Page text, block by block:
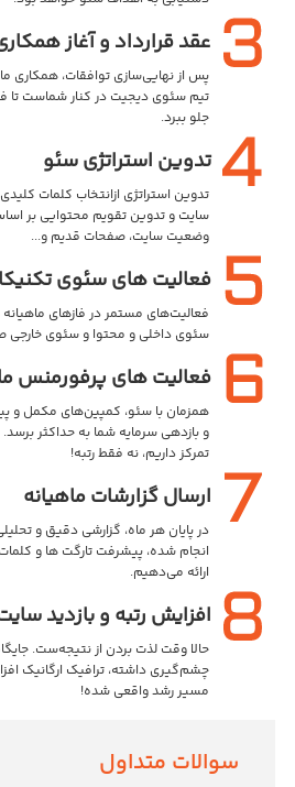
عقد قرارداد و آغاز
پس از نهایی‌سازی توافقات، همکاری
تیم سئوی دیجیت در کنار شماست تا
جلو ببرد.
تدوین استراتژی سئو
تدوین استراتژی ازانتخاب کلمات
سایت و تدوین تقویم محتوایی بر
وضعیت سایت، صفحات قدیم و...
فعالیت های سئوی
فعالیت‌های مستمر در فازهای
سئوی داخلی و محتوا و سئوی خارجی
فعالیت های پرفورمنس
همزمان با سئو، کمپین‌های مکمل و
و بازدهی سرمایه شما به حداکثر
تمرکز داریم، نه فقط رتبه!
ارسال گزارشات ماهیانه
در پایان هر ماه، گزارشی دقیق و
انجام شده، پیشرفت تارگت ها و
ارائه می‌دهیم.
افزایش رتبه و بازدید
حالا وقت لذت بردن از نتیجه‌ست.
چشم‌گیری داشته، ترافیک ارگانیک
مسیر رشد واقعی شده!
سوالات متداول